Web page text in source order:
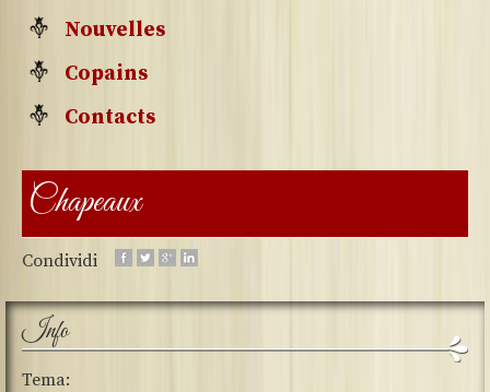
Nouvelles
Copains
Contacts
Chapeaux
Condividi
Info
Tema: